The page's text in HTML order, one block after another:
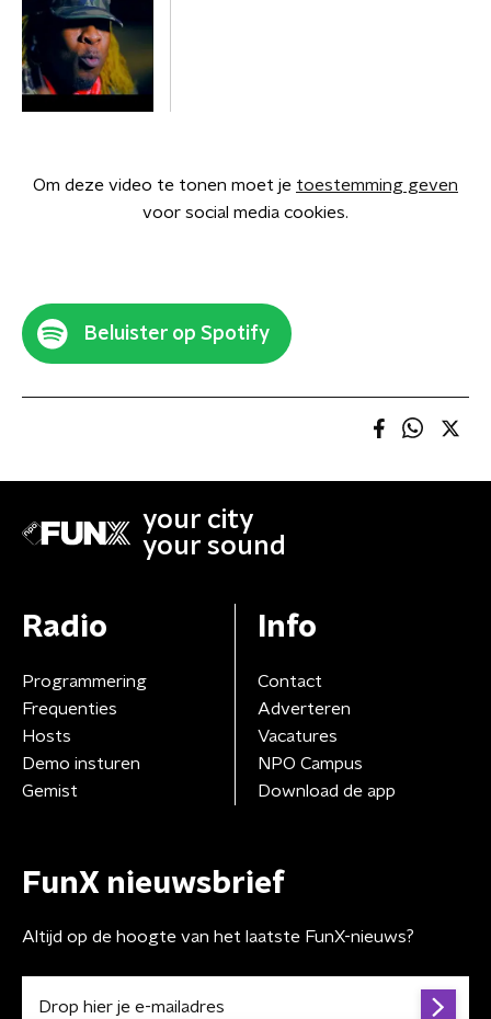
Om deze video te tonen moet je toestemming geven
voor social media cookies.
Beluister op Spotify
your city
your sound
Radio
Programmering
Frequenties
Hosts
Demo insturen
Gemist
Info
Contact
Adverteren
Vacatures
NPO Campus
Download de app
FunX nieuwsbrief
Altijd op de hoogte van het laatste FunX-nieuws?